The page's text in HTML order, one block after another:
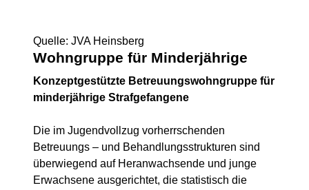
Quelle: JVA Heinsberg
Wohngruppe für Minderjährige
Konzeptgestützte Betreuungswohngruppe für
minderjährige Strafgefangene
Die im Jugendvollzug vorherrschenden
Betreuungs – und Behandlungsstrukturen sind
überwiegend auf Heranwachsende und junge
Erwachsene ausgerichtet, die statistisch die